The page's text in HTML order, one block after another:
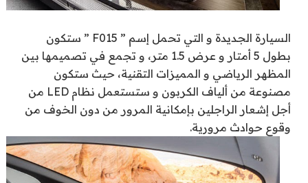
السيارة الجديدة و التي تحمل إسم ” F015 ” ستكون
بطول 5 أمتار و عرض 1.5 متر، و تجمع في تصميمها بين
المظهر الرياضي و المميزات التقنية، حيث ستكون
مصنوعة من ألياف الكربون و ستستعمل نظام LED من
أجل إشعار الراجلين بإمكانية المرور من دون الخوف من
وقوع حوادث مرورية.